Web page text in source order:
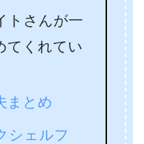
トさんが一
てくれてい
まとめ
シェルフ